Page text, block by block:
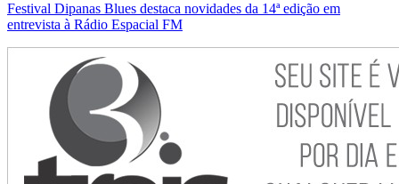
Festival Dipanas Blues destaca novidades da 14ª edição em
entrevista à Rádio Espacial FM